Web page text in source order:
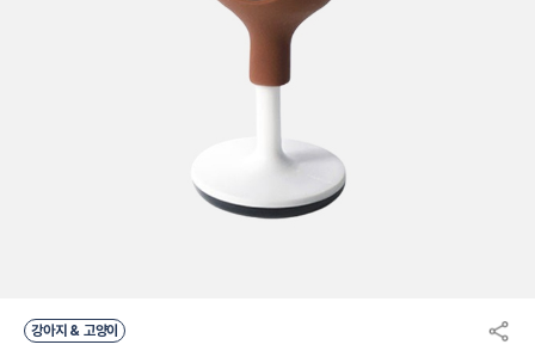
강아지 & 고양이